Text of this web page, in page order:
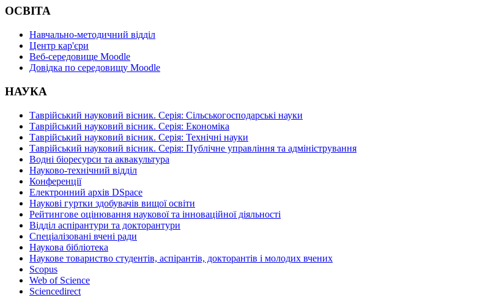
ОСВІТА
Навчально-методичний відділ
Центр кар'єри
Веб-середовище Moodle
Довідка по середовищу Moodle
НАУКА
Таврійський науковий вісник. Серія: Сільськогосподарські науки
Таврійський науковий вісник. Серія: Економіка
Таврійський науковий вісник. Серія: Технічні науки
Таврійський науковий вісник. Серія: Публічне управління та адміністрування
Водні біоресурси та аквакультура
Науково-технічний відділ
Конференції
Електронний архів DSpace
Наукові гуртки здобувачів вищої освіти
Рейтингове оцінювання наукової та інноваційної діяльності
Відділ аспірантури та докторантури
Спеціалізовані вчені ради
Наукова бібліотека
Наукове товариство студентів, аспірантів, докторантів і молодих вчених
Scopus
Web of Science
Sciencedirect